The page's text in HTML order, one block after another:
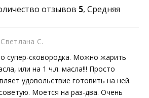
отзывов 5, Средняя
Светлана С.
супер-сковородка. Можно жарить
или на 1 ч.л. масла!!! Просто
удовольствие готовить на ней.
Моется на раз-два. Очень